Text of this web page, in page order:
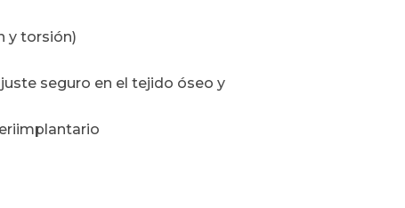
y torsión)
seguro en el tejido óseo y